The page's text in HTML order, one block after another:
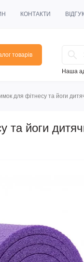
КОНТАКТИ
товарів
Наша
для фітнесу та йоги
та йоги